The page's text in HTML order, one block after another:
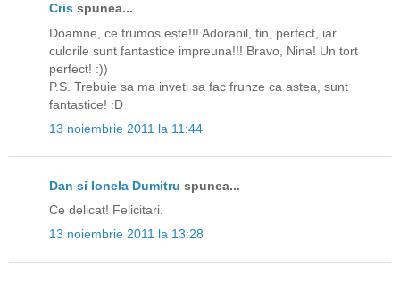
Cris spunea...
Doamne, ce frumos este!!! Adorabil, fin, perfect, iar
culorile sunt fantastice impreuna!!! Bravo, Nina! Un tort
perfect! :))
P.S. Trebuie sa ma inveti sa fac frunze ca astea, sunt
fantastice! :D
13 noiembrie 2011 la 11:44
Dan si Ionela Dumitru spunea...
Ce delicat! Felicitari.
13 noiembrie 2011 la 13:28